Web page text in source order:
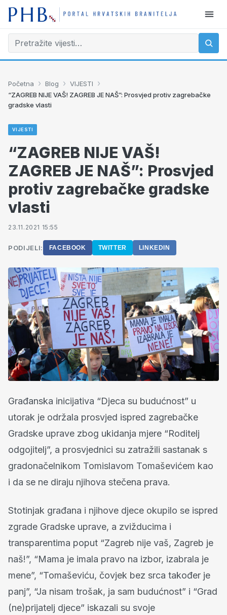
Početna › Blog › VIJESTI ›
“ZAGREB NIJE VAŠ! ZAGREB JE NAŠ”: Prosvjed protiv zagrebačke
gradske vlasti
VIJESTI
“ZAGREB NIJE VAŠ!
ZAGREB JE NAŠ”: Prosvjed
protiv zagrebačke gradske
vlasti
23.11.2021 15:55
PODIJELI: FACEBOOK TWITTER LINKEDIN
Građanska inicijativa “Djeca su budućnost” u
utorak je održala prosvjed ispred zagrebačke
Gradske uprave zbog ukidanja mjere “Roditelj
odgojitelj”, a prosvjednici su zatražili sastanak s
gradonačelnikom Tomislavom Tomaševićem kao
i da se ne diraju njihova stečena prava.
Stotinjak građana i njihove djece okupilo se ispred
zgrade Gradske uprave, a zvižducima i
transparentima poput “Zagreb nije vaš, Zagreb je
naš!”, “Mama je imala pravo na izbor, izabrala je
mene”, “Tomaševiću, čovjek bez srca također je
panj”, “Ja nisam trošak, ja sam budućnost” i “Grad
(ne)prijatelj djece” iskazali su svoje